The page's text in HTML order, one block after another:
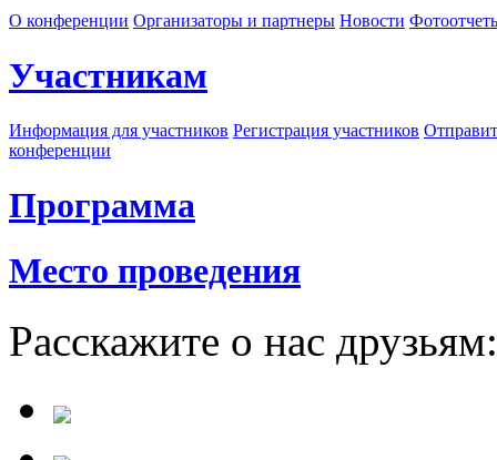
О конференции Организаторы и партнеры Новости
Участникам
Информация для участников Регистрация участников
конференции
Программа
Место проведения
Расскажите о нас друзьям: